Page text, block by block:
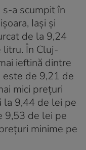
s-a scumpit în
Iași și
de la 9,24
În Cluj-
ieftină dintre
de 9,21 de
mici prețuri
la 9,44 de lei pe
9,53 de lei pe
minime pe